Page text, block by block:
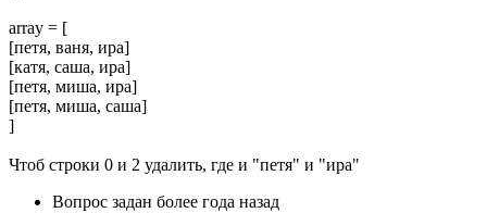
array = [
[петя, ваня, ира]
[катя, саша, ира]
[петя, миша, ира]
[петя, миша, саша]
]
Чтоб строки 0 и 2 удалить, где и "петя" и "ира"
Вопрос задан более года назад